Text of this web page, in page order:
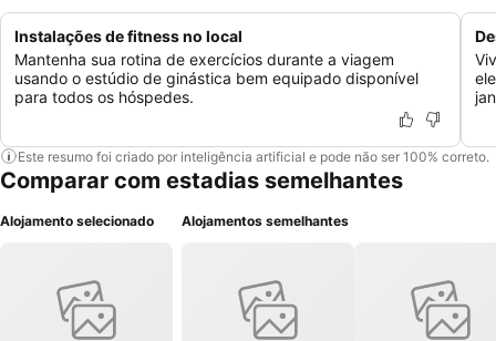
Instalações de fitness no local
Mantenha sua rotina de exercícios durante a viagem
usando o estúdio de ginástica bem equipado disponível
para todos os hóspedes.
Este resumo foi criado por inteligência artificial e pode não ser 100% correto.
Comparar com estadias semelhantes
Alojamento selecionado Alojamentos semelhantes